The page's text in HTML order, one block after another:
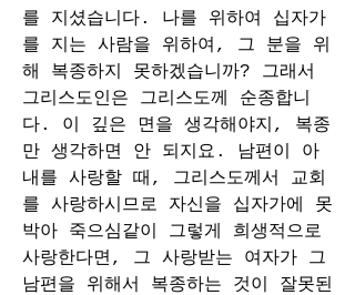
를 지셨습니다. 나를 위하여 십자가
를 지는 사람을 위하여, 그 분을 위
해 복종하지 못하겠습니까? 그래서
그리스도인은 그리스도께 순종합니
다. 이 깊은 면을 생각해야지, 복종
만 생각하면 안 되지요. 남편이 아
내를 사랑할 때, 그리스도께서 교회
를 사랑하시므로 자신을 십자가에 못
박아 죽으심같이 그렇게 희생적으로
사랑한다면, 그 사랑받는 여자가 그
남편을 위해서 복종하는 것이 잘못된